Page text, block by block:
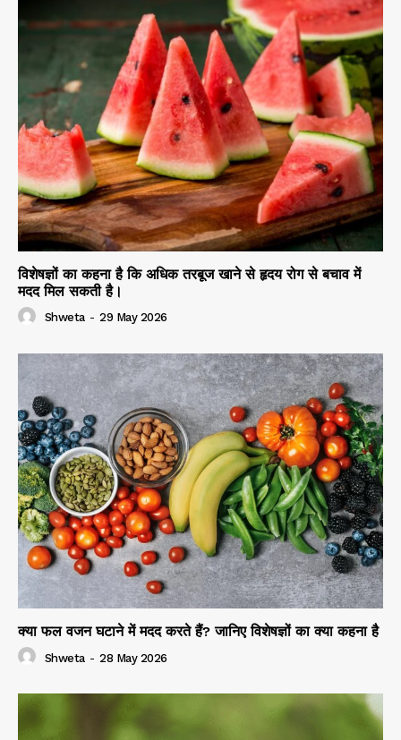
विशेषज्ञों का कहना है कि अधिक तरबूज खाने से हृदय रोग से बचाव में
मदद मिल सकती है।
Shweta - 29 May 2026
क्या फल वजन घटाने में मदद करते हैं? जानिए विशेषज्ञों का क्या कहना है
Shweta - 28 May 2026